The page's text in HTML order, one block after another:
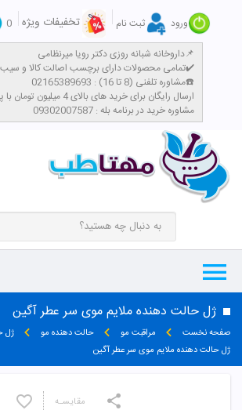
ورود ثبت نام تخفیفات ویژه 0
داروخانه شبانه روزی دکتر رویا میرنظامی📌
تمامی محصولات دارای برچسب اصالت کالا و سیب سلامت میباشند✔️
مشاوره تلفنی (8 تا 16) : 02165389693☎️
​ارسال رایگان برای خرید های بالای 4 میلیون تومان با پست پیشتاز
مشاوره خرید در برنامه بله : 09302007587
ژل حالت دهنده ملایم موی سر عطر آگین
صفحه نخست مراقبت مو حالت دهنده مو
ژل
ژل حالت دهنده ملایم موی سر عطر آگین
مقایسـه